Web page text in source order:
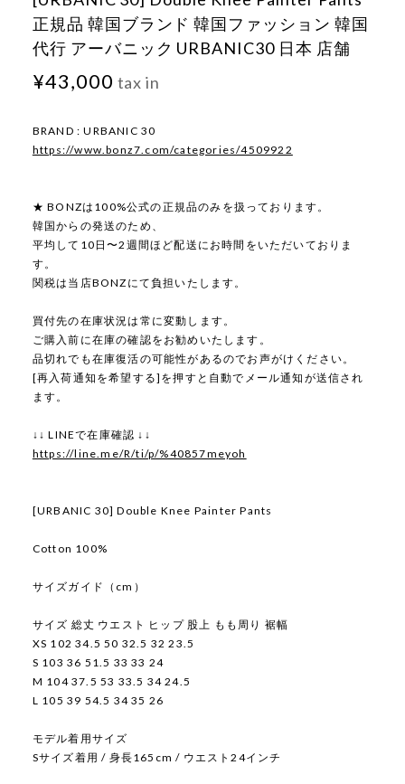
正規品 韓国ブランド 韓国ファッション 韓国
代行 アーバニック URBANIC30 日本 店舗
¥43,000 tax in
BRAND : URBANIC 30
https://www.bonz7.com/categories/4509922
★ BONZは100%公式の正規品のみを扱っております。
韓国からの発送のため、
平均して10日〜2週間ほど配送にお時間をいただいておりま
す。
関税は当店BONZにて負担いたします。
買付先の在庫状況は常に変動します。
ご購入前に在庫の確認をお勧めいたします。
品切れでも在庫復活の可能性があるのでお声がけください。
[再入荷通知を希望する]を押すと自動でメール通知が送信され
ます。
↓↓ LINEで在庫確認 ↓↓
https://line.me/R/ti/p/%40857meyoh
[URBANIC 30] Double Knee Painter Pants
Cotton 100%
サイズガイド（cm）
サイズ 総丈 ウエスト ヒップ 股上 もも周り 裾幅
XS 102 34.5 50 32.5 32 23.5
S 103 36 51.5 33 33 24
M 104 37.5 53 33.5 34 24.5
L 105 39 54.5 34 35 26
モデル着用サイズ
Sサイズ着用 / 身長165cm / ウエスト24インチ